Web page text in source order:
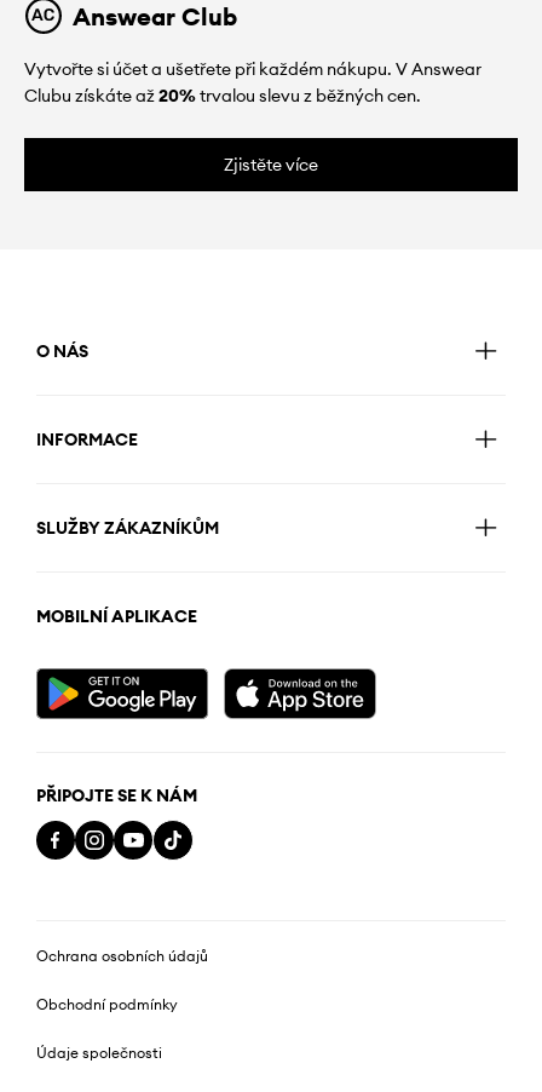
Answear Club
Vytvořte si účet a ušetřete při každém nákupu. V Answear
Clubu získáte až20%trvalou slevu z běžných cen.
Zjistěte více
O NÁS
INFORMACE
SLUŽBY ZÁKAZNÍKŮM
MOBILNÍ APLIKACE
PŘIPOJTE SE K NÁM
Ochrana osobních údajů
Obchodní podmínky
Údaje společnosti